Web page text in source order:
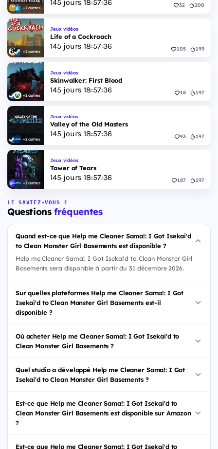
+2 autres
145 jours 18:57:35 32 200
+2 autres
Jeux vidéos
Life of a Cockroach
145 jours 18:57:35 105 199
+2 autres
Jeux vidéos
Skinwalker: First Blood
145 jours 18:57:35 18 197
+2 autres
Jeux vidéos
Valley of the Old Masters
145 jours 18:57:35 93 197
+2 autres
Jeux vidéos
Tower of Tears
145 jours 18:57:35 187 197
LE SAVIEZ-VOUS ?
Questionsfréquentes
Quand est-ce que Help me Cleaner Sama!: I Got Isekai'd
to Clean Monster Girl Basements est disponible ?
Help me Cleaner Sama!: I Got Isekai'd to Clean Monster Girl
Basements sera disponible à partir du 31 décembre 2026.
Sur quelles plateformes Help me Cleaner Sama!: I Got
Isekai'd to Clean Monster Girl Basements est-il
disponible ?
Où acheter Help me Cleaner Sama!: I Got Isekai'd to
Clean Monster Girl Basements ?
Quel studio a développé Help me Cleaner Sama!: I Got
Isekai'd to Clean Monster Girl Basements ?
Est-ce que Help me Cleaner Sama!: I Got Isekai'd to
Clean Monster Girl Basements est disponible sur Amazon
?
Est-ce que Help me Cleaner Sama!: I Got Isekai'd to